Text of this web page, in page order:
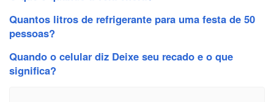
Quantos litros de refrigerante para uma festa de 50
pessoas?
Quando o celular diz Deixe seu recado e o que
significa?